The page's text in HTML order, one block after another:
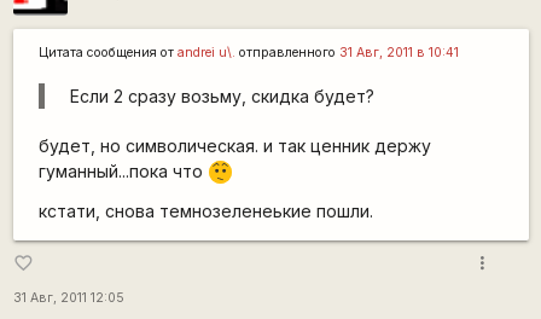
Цитата сообщения от andrei u\. отправленного 31 Авг, 2011 в 10:41
Если 2 сразу возьму, скидка будет?
будет, но символическая. и так ценник держу
гуманный...пока что :-/
кстати, снова темнозеленеькие пошли.
favorite_border
31 Авг, 2011 12:05
more_vert